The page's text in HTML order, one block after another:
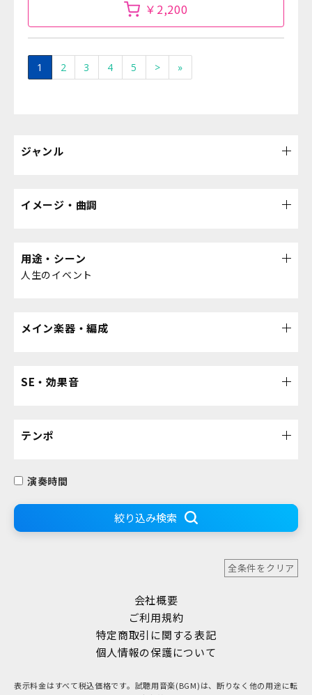
￥2,200
1 2 3 4 5 > »
ジャンル
イメージ・曲調
用途・シーン
人生のイベント
メイン楽器・編成
SE・効果音
テンポ
演奏時間
絞り込み検索
全条件をクリア
会社概要
ご利用規約
特定商取引に関する表記
個人情報の保護について
表示料金はすべて税込価格です。試聴用音楽(BGM)は、断りなく他の用途に転